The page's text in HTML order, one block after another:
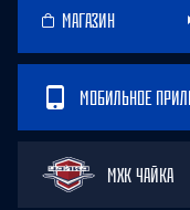
МАГАЗИН
МОБИЛЬНОЕ
МХК ЧАЙКА